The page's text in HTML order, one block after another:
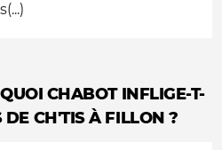
CHABOT INFLIGE-T-
DE CH'TIS À FILLON ?